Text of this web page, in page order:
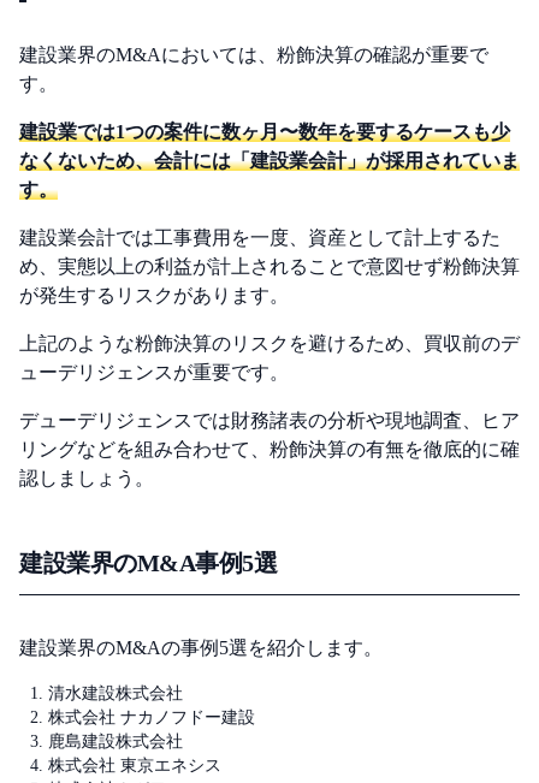
建設業界のM&Aにおいては、粉飾決算の確認が重要で
す。
建設業では1つの案件に数ヶ月〜数年を要するケースも少
なくないため、会計には「建設業会計」が採用されていま
す。
建設業会計では工事費用を一度、資産として計上するた
め、実態以上の利益が計上されることで意図せず粉飾決算
が発生するリスクがあります。
上記のような粉飾決算のリスクを避けるため、買収前のデ
ューデリジェンスが重要です。
デューデリジェンスでは財務諸表の分析や現地調査、ヒア
リングなどを組み合わせて、粉飾決算の有無を徹底的に確
認しましょう。
建設業界のM&A事例5選
建設業界のM&Aの事例5選を紹介します。
清水建設株式会社
株式会社 ナカノフドー建設
鹿島建設株式会社
株式会社 東京エネシス